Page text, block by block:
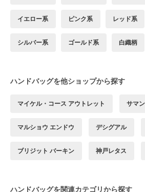
イエロー系 ピンク系 レッド系
シルバー系 ゴールド系 白織柄
ハンドバッグを他ショップから探す
マイケル・コース アウトレット サマ
マルショウ エンドウ デシグアル
ブリジット バーキン 神戸レタス
ハンドバッグを関連カテゴリから探す